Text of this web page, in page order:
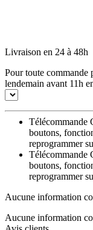
Livraison en 24 à 48h
Pour toute commande
lendemain avant 11h
boutons,
reprogrammer
boutons,
reprogrammer
Aucune information
Aucune information